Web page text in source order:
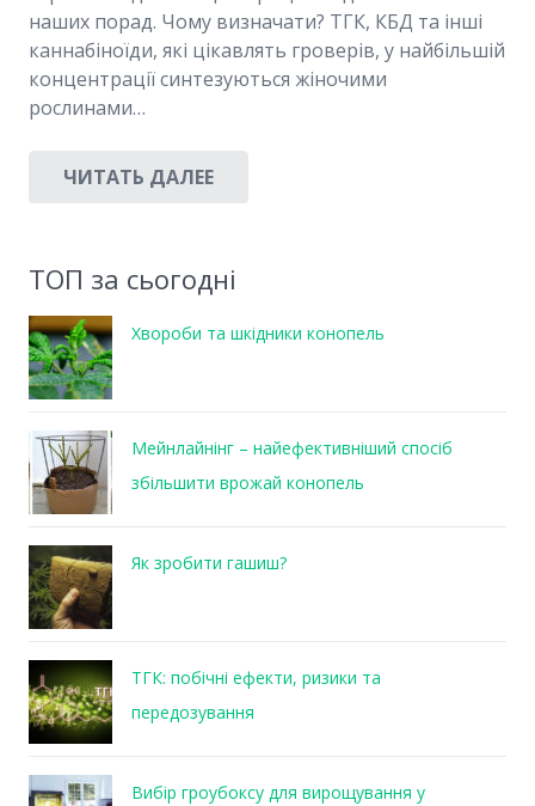
наших порад. Чому визначати? ТГК, КБД та інші
каннабіноїди, які цікавлять гроверів, у найбільшій
концентрації синтезуються жіночими
рослинами…
ЧИТАТЬ ДАЛЕЕ
ТОП за сьогодні
Хвороби та шкідники конопель
Мейнлайнінг – найефективніший спосіб
збільшити врожай конопель
Як зробити гашиш?
ТГК: побічні ефекти, ризики та
передозування
Вибір гроубоксу для вирощування у